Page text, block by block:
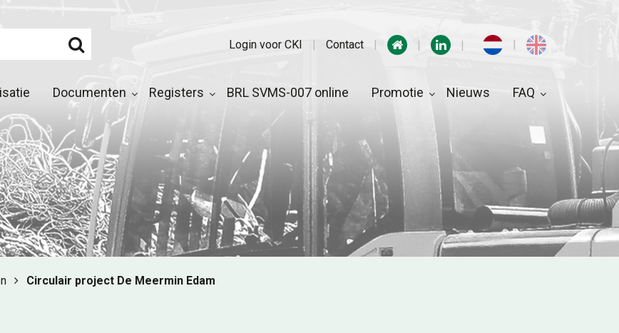
Login voor CKI Contact
Documenten Registers BRL SVMS-007 online Promotie Nieuws FAQ
Circulair project De Meermin Edam